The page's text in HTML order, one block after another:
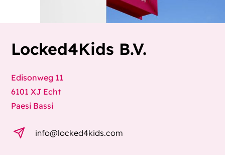
Locked4Kids B.V.
Edisonweg 11
6101 XJ Echt
Paesi Bassi
info@locked4kids.com